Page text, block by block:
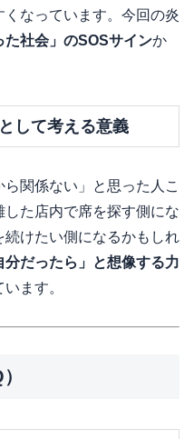
なっています。今回の炎
た社会」のSOSサインか
して考える意義
ら関係ない」と思った人こ
た店内で席を探す側にな
けたい側になるかもしれ
分だったら」と想像する力
ます。